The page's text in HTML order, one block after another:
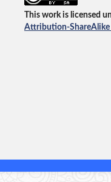
This work is licensed
Attribution-ShareAlike